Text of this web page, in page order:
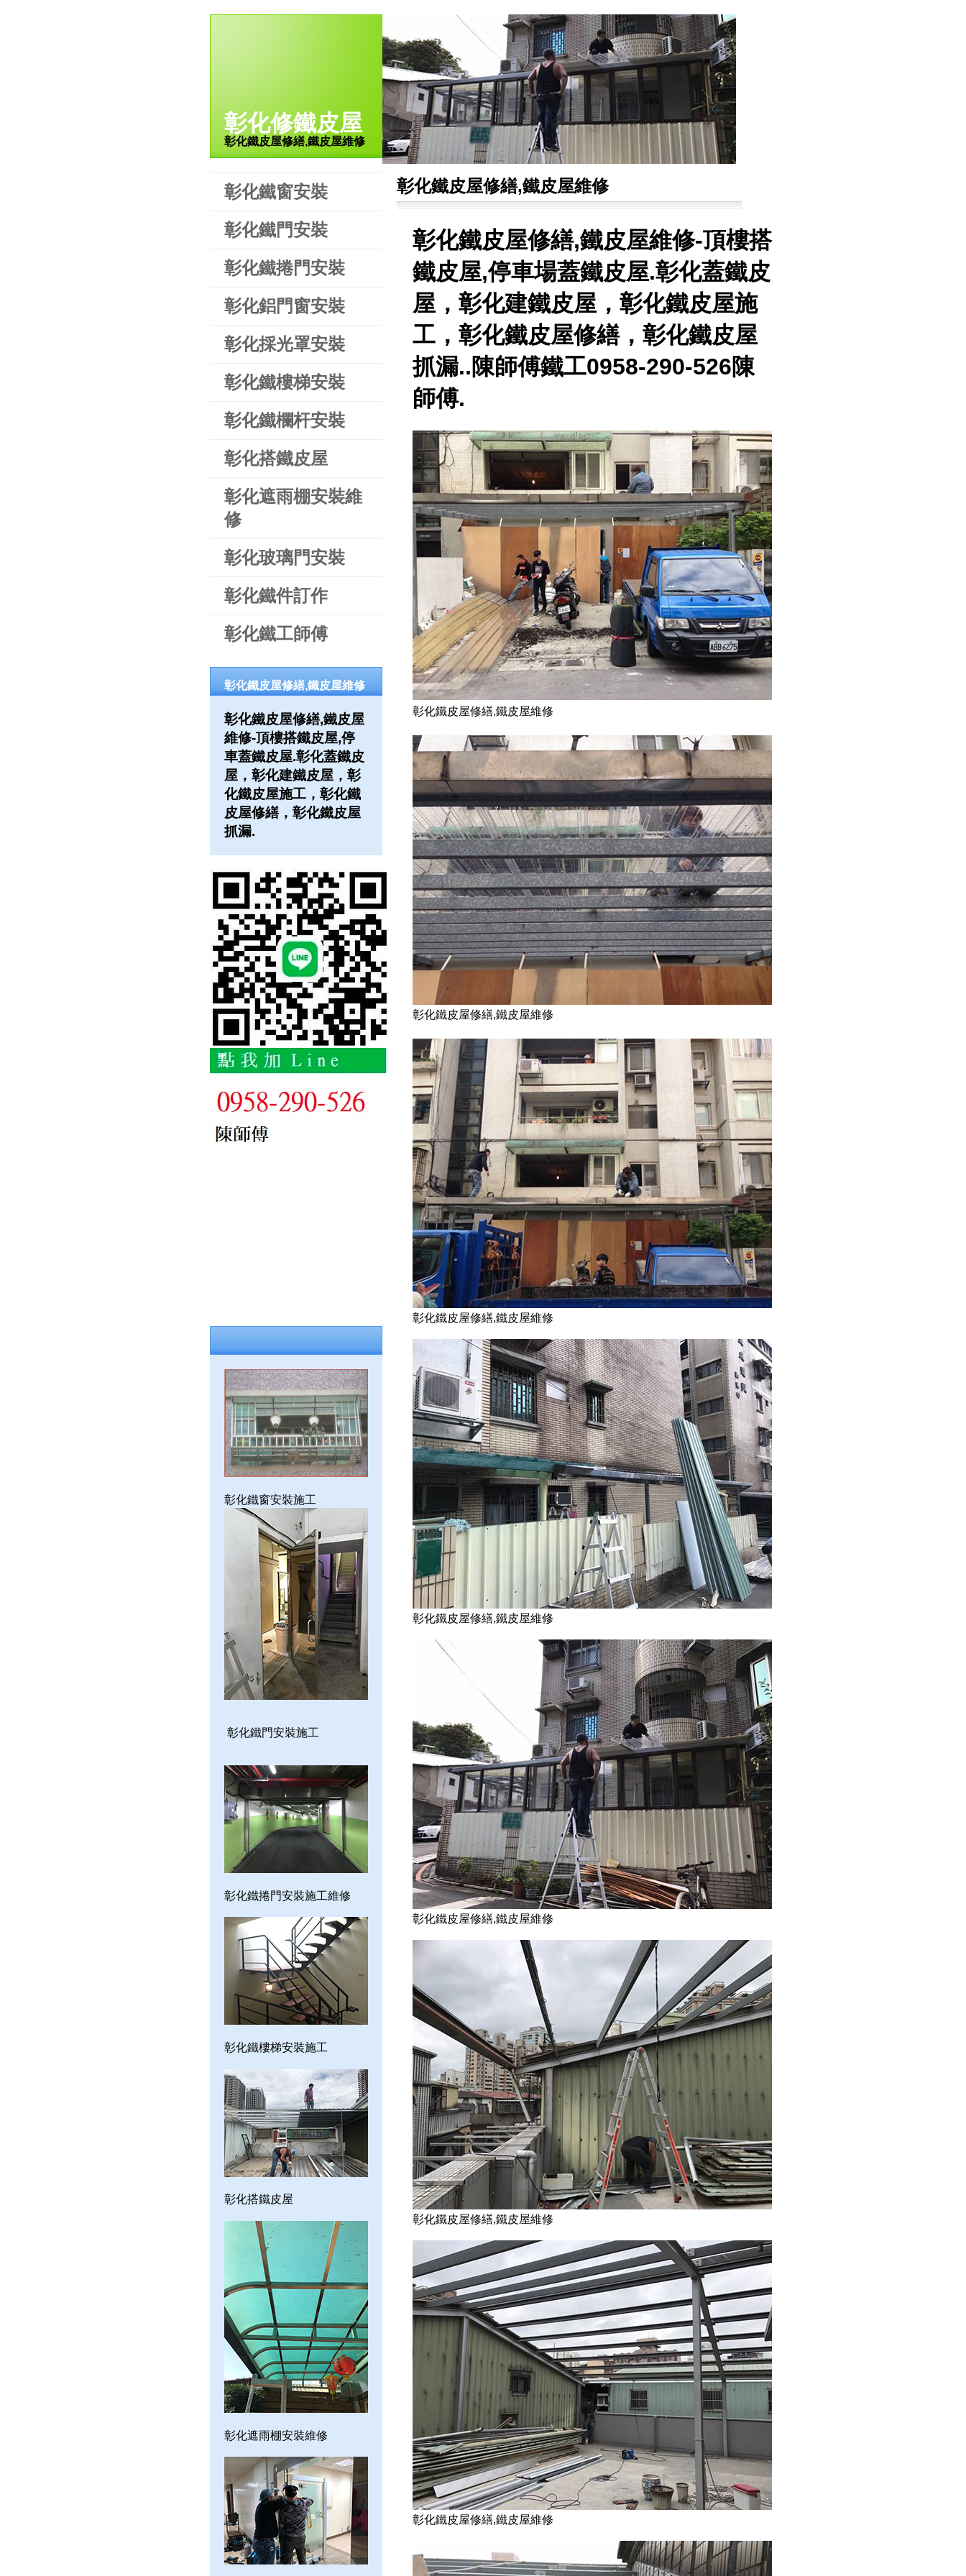
彰化修鐵皮屋
彰化鐵皮屋修繕,鐵皮屋維修
彰化鐵窗安裝
彰化鐵門安裝
彰化鐵捲門安裝
彰化鋁門窗安裝
彰化採光罩安裝
彰化鐵樓梯安裝
彰化鐵欄杆安裝
彰化搭鐵皮屋
彰化遮雨棚安裝維
修
彰化玻璃門安裝
彰化鐵件訂作
彰化鐵工師傅
彰化鐵皮屋修繕,鐵皮屋維修
彰化鐵皮屋修繕,鐵皮屋
維修-頂樓搭鐵皮屋,停
車蓋鐵皮屋.彰化蓋鐵皮
屋，彰化建鐵皮屋，彰
化鐵皮屋施工，彰化鐵
皮屋修繕，彰化鐵皮屋
抓漏.
彰化鐵窗安裝施工
彰化鐵門安裝施工
彰化鐵捲門安裝施工維修
彰化鐵樓梯安裝施工
彰化搭鐵皮屋
彰化遮雨棚安裝維修
彰化鐵皮屋修繕,鐵皮屋維修
彰化鐵皮屋修繕,鐵皮屋維修-頂樓搭
鐵皮屋,停車場蓋鐵皮屋.彰化蓋鐵皮
屋，彰化建鐵皮屋，彰化鐵皮屋施
工，彰化鐵皮屋修繕，彰化鐵皮屋
抓漏..陳師傅鐵工0958-290-526陳
師傅.
彰化鐵皮屋修繕,鐵皮屋維修
彰化鐵皮屋修繕,鐵皮屋維修
彰化鐵皮屋修繕,鐵皮屋維修
彰化鐵皮屋修繕,鐵皮屋維修
彰化鐵皮屋修繕,鐵皮屋維修
彰化鐵皮屋修繕,鐵皮屋維修
彰化鐵皮屋修繕,鐵皮屋維修